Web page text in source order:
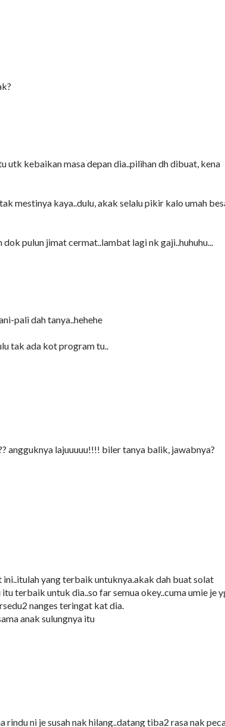
utk kebaikan masa depan dia..pilihan dh dibuat, kena
mestinya kaya..dulu, akak selalu pikir kalo umah
pulun jimat cermat..lambat lagi nk gaji..huhuhu...
pali dah tanya..hehehe
tak ada kot program tu..
angguknya lajuuuuu!!!! biler tanya balik, jawabnya?
yang terbaik untuknya.akak dah buat solat
terbaik untuk dia..so far semua okey..cuma umie je
nanges teringat kat dia.
anak sulungnya itu
ni je susah nak hilang..datang tiba2 rasa nak